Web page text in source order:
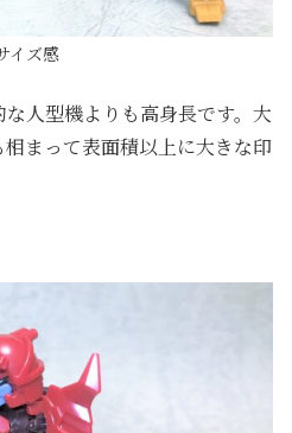
イズ感
人型機よりも高身長です。大
まって表面積以上に大きな印